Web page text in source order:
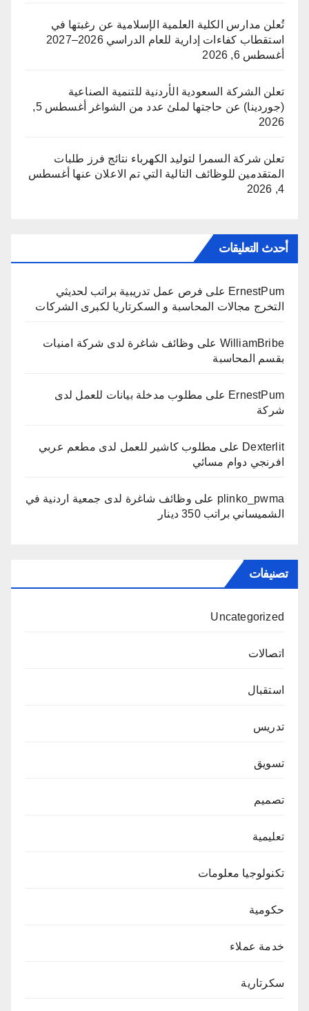
تُعلن مدارس الكلية العلمية الإسلامية عن رغبتها في
استقطاب كفاءات إدارية للعام الدراسي 2026–2027
أغسطس 6, 2026
تعلن الشركة السعودية الأردنية للتنمية الصناعية
(جوردينا) عن حاجتها لملئ عدد من الشواغر
أغسطس 5,
2026
تعلن شركة السمرا لتوليد الكهرباء نتائج فرز طلبات
المتقدمين للوظائف التالية التي تم الاعلان عنها أغسطس
4, 2026
أحدث التعليقات
ErnestPum على فرص عمل تدريبية براتب لحديثي
التخرج مجالات المحاسبة و السكرتاريا لكبرى الشركات
WilliamBribe على وظائف شاغرة لدى شركة امنيات
بقسم المحاسبة
ErnestPum على مطلوب مدخلة بيانات للعمل لدى
شركة
Dexterlit على مطلوب كاشير للعمل لدى مطعم عربي
افرنجي دوام مسائي
plinko_pwma على وظائف شاغرة لدى جمعية اردنية في
الشميساني براتب 350 دينار
تصنيفات
Uncategorized
اتصالات
استقبال
تدريس
تسويق
تصميم
تعليمية
تكنولوجيا معلومات
حكومية
خدمة عملاء
سكرتارية